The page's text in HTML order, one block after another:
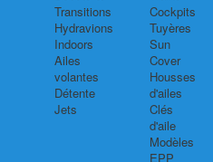
Transitions
Hydravions
Indoors
Ailes
volantes
Détente
Jets
Cockpits
Tuyères
Sun
Cover
Housses
d'ailes
Clés
d'aile
Modèles
EPP